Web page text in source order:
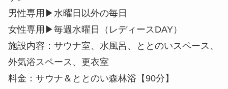
男性専用▶︎水曜日以外の毎日
女性専用▶︎毎週水曜日（レディースDAY）
施設内容：サウナ室、水風呂、ととのいスペース、
外気浴スペース、更衣室
料金：サウナ＆ととのい森林浴【90分】